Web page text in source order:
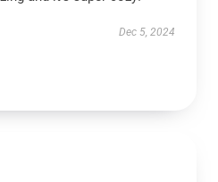
Dec 5, 2024